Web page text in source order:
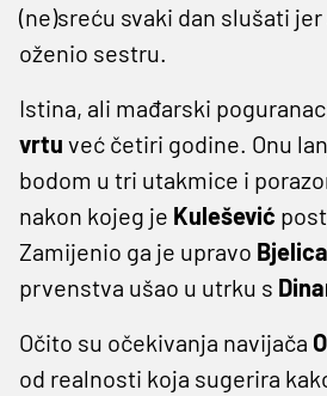
(ne)sreću svaki dan slušati
oženio sestru.
Istina, ali mađarski
vrtu već četiri godine. Onu
bodom u tri utakmice i
nakon kojeg je Kulešević
Zamijenio ga je upravo Bjelica
prvenstva ušao u utrku s
Očito su očekivanja navijača
od realnosti koja sugerira